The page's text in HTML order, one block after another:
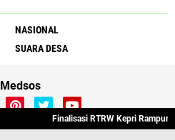
NASIONAL
SUARA DESA
Finalisasi RTRW Kepri